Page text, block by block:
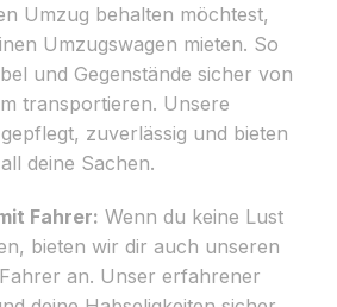
Umzug behalten möchtest,
Umzugswagen mieten. So
und Gegenstände sicher von
transportieren. Unsere
zuverlässig und bieten
deine Sachen.
Fahrer: Wenn du keine Lust
bieten wir dir auch unseren
an. Unser erfahrener